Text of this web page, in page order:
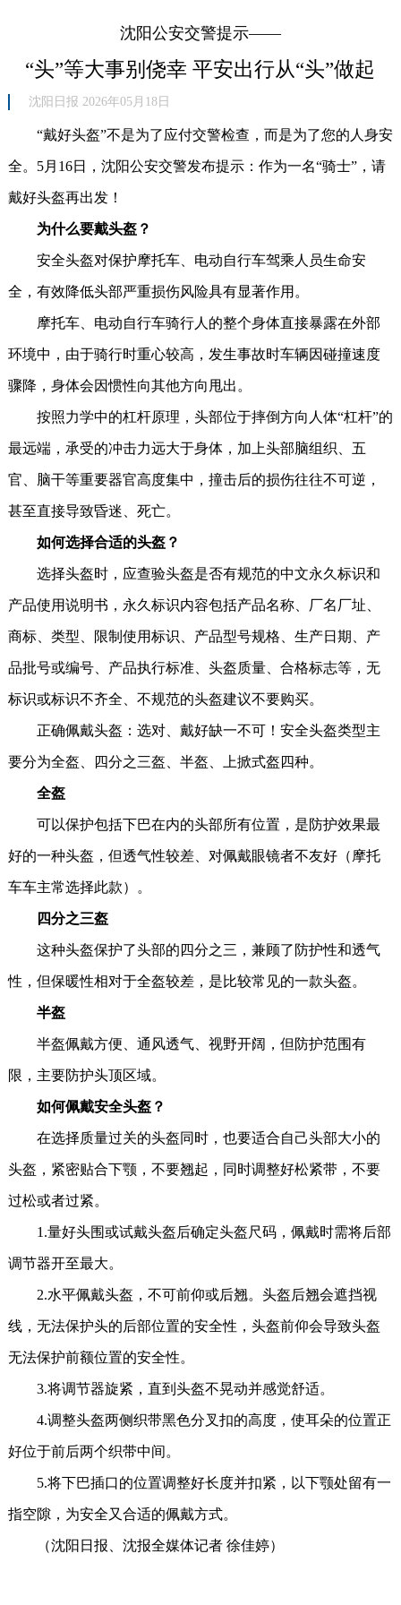
沈阳公安交警提示——
“头”等大事别侥幸 平安出行从“头”做起
沈阳日报 2026年05月18日
“戴好头盔”不是为了应付交警检查，而是为了您的人身安
全。5月16日，沈阳公安交警发布提示：作为一名“骑士”，请
戴好头盔再出发！
为什么要戴头盔？
安全头盔对保护摩托车、电动自行车驾乘人员生命安
全，有效降低头部严重损伤风险具有显著作用。
摩托车、电动自行车骑行人的整个身体直接暴露在外部
环境中，由于骑行时重心较高，发生事故时车辆因碰撞速度
骤降，身体会因惯性向其他方向甩出。
按照力学中的杠杆原理，头部位于摔倒方向人体“杠杆”的
最远端，承受的冲击力远大于身体，加上头部脑组织、五
官、脑干等重要器官高度集中，撞击后的损伤往往不可逆，
甚至直接导致昏迷、死亡。
如何选择合适的头盔？
选择头盔时，应查验头盔是否有规范的中文永久标识和
产品使用说明书，永久标识内容包括产品名称、厂名厂址、
商标、类型、限制使用标识、产品型号规格、生产日期、产
品批号或编号、产品执行标准、头盔质量、合格标志等，无
标识或标识不齐全、不规范的头盔建议不要购买。
正确佩戴头盔：选对、戴好缺一不可！安全头盔类型主
要分为全盔、四分之三盔、半盔、上掀式盔四种。
全盔
可以保护包括下巴在内的头部所有位置，是防护效果最
好的一种头盔，但透气性较差、对佩戴眼镜者不友好（摩托
车车主常选择此款）。
四分之三盔
这种头盔保护了头部的四分之三，兼顾了防护性和透气
性，但保暖性相对于全盔较差，是比较常见的一款头盔。
半盔
半盔佩戴方便、通风透气、视野开阔，但防护范围有
限，主要防护头顶区域。
如何佩戴安全头盔？
在选择质量过关的头盔同时，也要适合自己头部大小的
头盔，紧密贴合下颚，不要翘起，同时调整好松紧带，不要
过松或者过紧。
1.量好头围或试戴头盔后确定头盔尺码，佩戴时需将后部
调节器开至最大。
2.水平佩戴头盔，不可前仰或后翘。头盔后翘会遮挡视
线，无法保护头的后部位置的安全性，头盔前仰会导致头盔
无法保护前额位置的安全性。
3.将调节器旋紧，直到头盔不晃动并感觉舒适。
4.调整头盔两侧织带黑色分叉扣的高度，使耳朵的位置正
好位于前后两个织带中间。
5.将下巴插口的位置调整好长度并扣紧，以下颚处留有一
指空隙，为安全又合适的佩戴方式。
（沈阳日报、沈报全媒体记者 徐佳婷）